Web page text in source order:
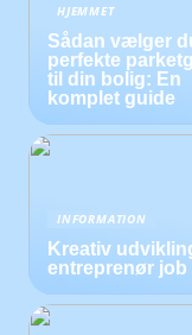
HJEMMET
Sådan vælger
perfekte
til din bolig: En
komplet guide
INFORMATION
Kreativ
entreprenør job